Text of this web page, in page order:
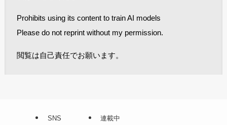
Prohibits using its content to train AI models
Please do not reprint without my permission.
閲覧は自己責任でお願います。
SNS
連載中